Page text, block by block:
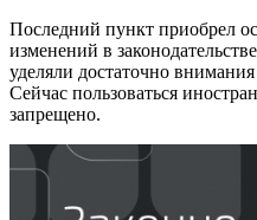
Последний пункт приобрел
изменений в
уделяли достаточно
Сейчас пользоваться
запрещено.